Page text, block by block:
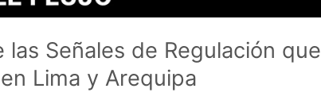
Señales de Regulación que
Lima y Arequipa